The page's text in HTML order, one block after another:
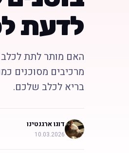
לדעת
האם מותר לתת לכלב
מרכיבים מסוכנים
בריא לכלב שלכם.
דוגו ארגנטינו
10.03.2026